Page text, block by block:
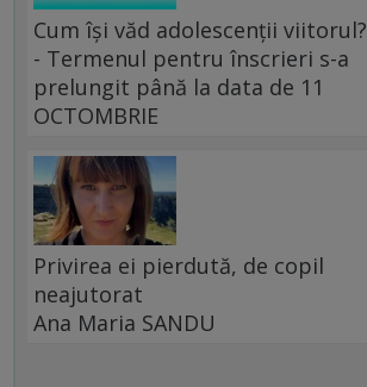
Cum își văd adolescenții viitorul?
- Termenul pentru înscrieri s-a
prelungit până la data de 11
OCTOMBRIE
Privirea ei pierdută, de copil
neajutorat
Ana Maria SANDU